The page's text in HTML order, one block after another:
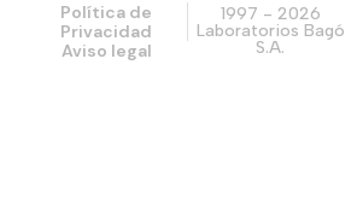
Política de
Privacidad
Aviso legal
1997 - 2026
Laboratorios Bagó
S.A.